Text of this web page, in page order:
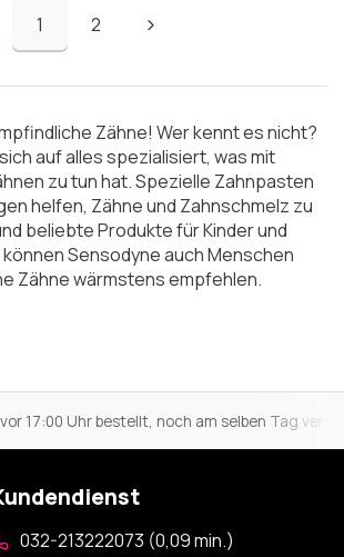
1 2
Zähne! Wer kennt es nicht?
auf alles spezialisiert, was mit
zu tun hat. Spezielle Zahnpasten
helfen, Zähne und Zahnschmelz zu
beliebte Produkte für Kinder und
Sensodyne auch Menschen
Zähne wärmstens empfehlen.
17:00 Uhr bestellt, noch am selben Tag
032-213222073 (0,09 min.)